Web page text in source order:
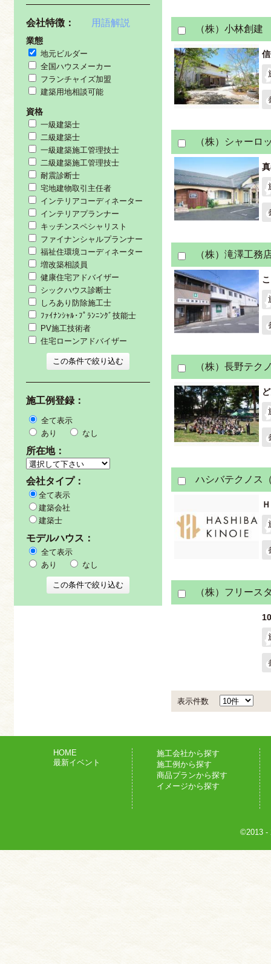
（株）小林創建
（株）シャーロ
（株）滝澤工務
（株）長野テク
ハシバテクノス
（株）フリース
表示件数
会社特徴： 用語解説
業態
地元ビルダー
全国ハウスメーカー
フランチャイズ加盟
建築用地相談可能
資格
一級建築士
二級建築士
一級建築施工管理技士
二級建築施工管理技士
耐震診断士
宅地建物取引主任者
インテリアコーディネーター
インテリアプランナー
キッチンスペシャリスト
ファイナンシャルプランナー
福祉住環境コーディネーター
増改築相談員
健康住宅アドバイザー
シックハウス診断士
しろあり防除施工士
ﾌｧｲﾅﾝｼｬﾙ･ﾌﾟﾗﾝﾆﾝｸﾞ技能士
PV施工技術者
住宅ローンアドバイザー
施工例登録：
全て表示
あり
なし
所在地：
会社タイプ：
全て表示
建築会社
建築士
モデルハウス：
全て表示
あり
なし
HOME
最新イベント
施工会社から探す
施工例から探す
商品プランから探す
イメージから探す
©2013 -